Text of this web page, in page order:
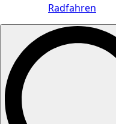
Radfahren